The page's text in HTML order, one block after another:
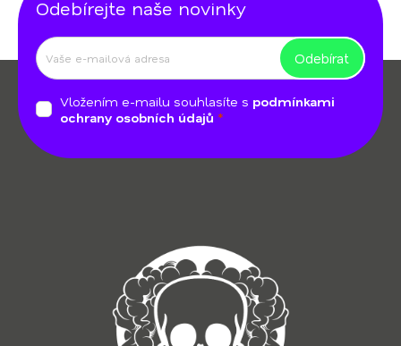
p
Odebírejte naše novinky
Vložením e-mailu souhlasíte s podmínkami
ochrany osobních údajů
Odebírat